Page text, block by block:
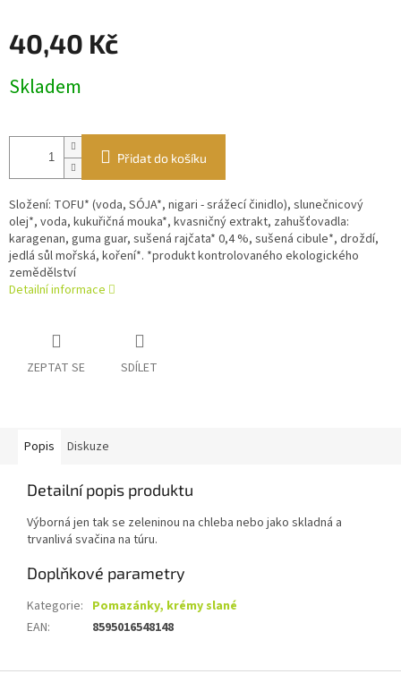
40,40 Kč
cena:
Skladem
Přidat do košíku
Složení: TOFU* (voda, SÓJA*, nigari - srážecí činidlo), slunečnicový
olej*, voda, kukuřičná mouka*, kvasničný extrakt, zahušťovadla:
karagenan, guma guar, sušená rajčata* 0,4 %, sušená cibule*, droždí,
jedlá sůl mořská, koření*. *produkt kontrolovaného ekologického
zemědělství
Detailní informace
ZEPTAT SE SDÍLET
Popis Diskuze
Detailní popis produktu
Výborná jen tak se zeleninou na chleba nebo jako skladná a
trvanlivá svačina na túru.
Doplňkové parametry
Kategorie: Pomazánky, krémy slané
EAN: 8595016548148